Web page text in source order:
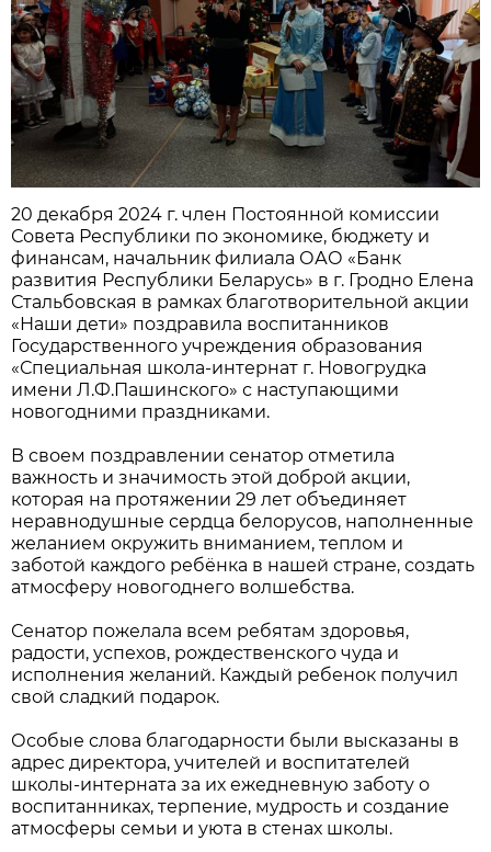
20 декабря 2024 г. член Постоянной комиссии
Совета Республики по экономике, бюджету и
финансам, начальник филиала ОАО «Банк
развития Республики Беларусь» в г. Гродно Елена
Стальбовская в рамках благотворительной акции
«Наши дети» поздравила воспитанников
Государственного учреждения образования
«Специальная школа-интернат г. Новогрудка
имени Л.Ф.Пашинского» с наступающими
новогодними праздниками.
В своем поздравлении сенатор отметила
важность и значимость этой доброй акции,
которая на протяжении 29 лет объединяет
неравнодушные сердца белорусов, наполненные
желанием окружить вниманием, теплом и
заботой каждого ребёнка в нашей стране, создать
атмосферу новогоднего волшебства.
Сенатор пожелала всем ребятам здоровья,
радости, успехов, рождественского чуда и
исполнения желаний. Каждый ребенок получил
свой сладкий подарок.
Особые слова благодарности были высказаны в
адрес директора, учителей и воспитателей
школы-интерната за их ежедневную заботу о
воспитанниках, терпение, мудрость и создание
атмосферы семьи и уюта в стенах школы.